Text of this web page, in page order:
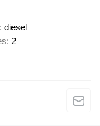
diesel
2